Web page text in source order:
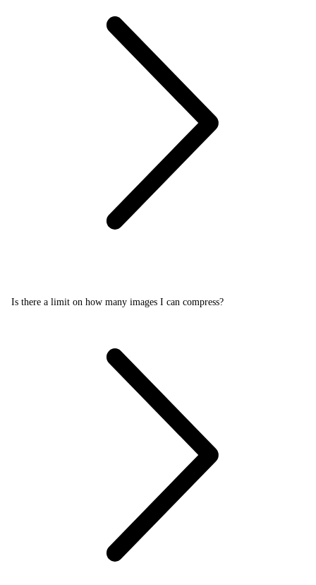
Is there a limit on how many images I can compress?